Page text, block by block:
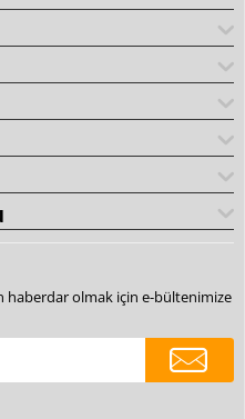
haberdar olmak için e-bültenimize